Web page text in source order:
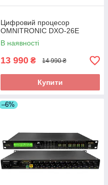
Цифровий процесор
OMNITRONIC DXO-26E
В наявності
13 990 ₴ 14 990 ₴
Купити
–6%